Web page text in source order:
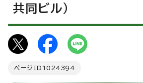
共同ビル）
ページID 1024394